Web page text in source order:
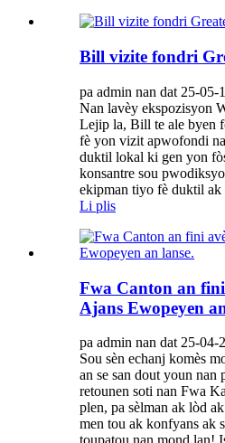
Bill vizite fondri
pa admin nan dat 25-05-
Nan lavèy ekspozisyon
Lejip la, Bill te ale byen
fè yon vizit apwofondi
duktil lokal ki gen yon
konsantre sou
ekipman tiyo fè duktil
Li plis
Fwa Canton an
Ajans Ewopeyen
pa admin nan dat 25-04-
Sou sèn echanj komès
an se san dout youn
retounen soti nan Fwa
plen, pa sèlman ak lòd
men tou ak konfyans ak